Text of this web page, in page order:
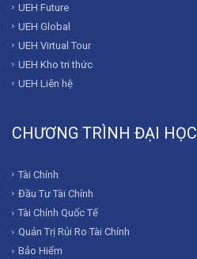
UEH Future
UEH Global
UEH Virtual Tour
UEH Kho tri thức
UEH Liên hệ
CHƯƠNG TRÌNH ĐẠI HỌC
Tài Chính
Đầu Tư Tài Chính
Tài Chính Quốc Tế
Quản Trị Rủi Ro Tài Chính
Bảo Hiểm